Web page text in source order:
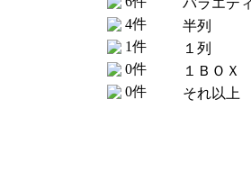
4件
1件
0件
0件
半列
１列
１ＢＯＸ
それ以上